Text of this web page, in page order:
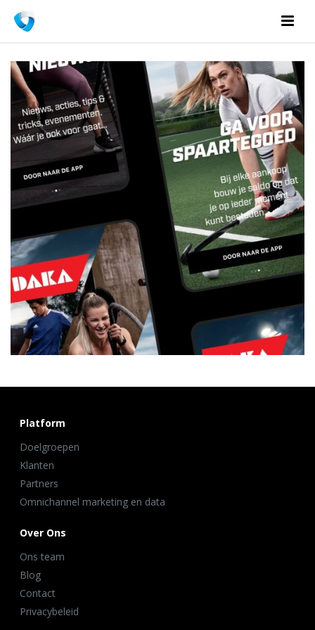
Platform
Doelgroepen
Klanten
Partners
Omnichannel marketing en data
Over Ons
Ons team
Blog
Contact
Privacybeleid